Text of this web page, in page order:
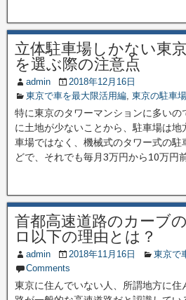
立体駐車場しかない東
を選ぶ際の注意点
admin
2018年12月16日
東京で車を最大限活用編, 東京の駐車
特に東京のタワーマンションに多い
に土地が少ないことから、駐車場は
車場ではなく、機械式のタワー式の
どで、それでも毎月3万円から10万円
首都高速道路のカーブ
ロ以下の理由とは？
admin 2018年11月16日
東京で
Comments
東京に住んでいない人、所謂地方に住